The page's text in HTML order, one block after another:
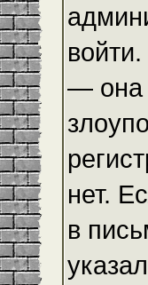
— она
нет.
в